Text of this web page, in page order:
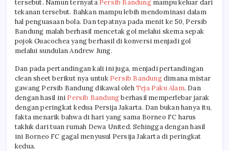
tersebut. Namun ternyata Persib Bandungmampu keluar dari
tekanan tersebut. Bahkan mampu lebih mendominasi dalam
hal penguasaan bola. Dan tepatnya pada menit ke 50, Persib
Bandung malah berhasil mencetak gol melalui skema sepak
pojok Guacochea yang berhasil di konversi menjadi gol
melalui sundulan Andrew Jung.
Dan pada pertandingan kali ini juga, menjadi pertandingan
clean sheet berikut nya untuk Persib Bandungdimana mistar
gawang Persib Bandung dikawal olehTeja Paku Alam. Dan
dengan hasil ini Persib Bandungberhasil memperlebar jarak
dengan peringkat kedua Persija Jakarta. Dan bukan hanya itu,
fakta menarik bahwa di hari yang sama Borneo FC harus
takluk dari tuan rumah Dewa United. Sehingga dengan hasil
ini Borneo FC gagal menyusul Persija Jakarta di peringkat
kedua.